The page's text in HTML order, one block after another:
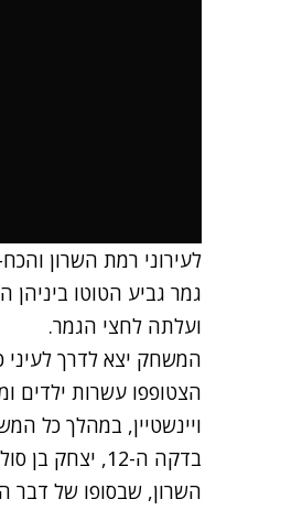
ועלתה לחצי הגמר.
הצטופפו עשרות ילדים
ויינשטיין, במהלך כל
השרון, שבסופו של דבר